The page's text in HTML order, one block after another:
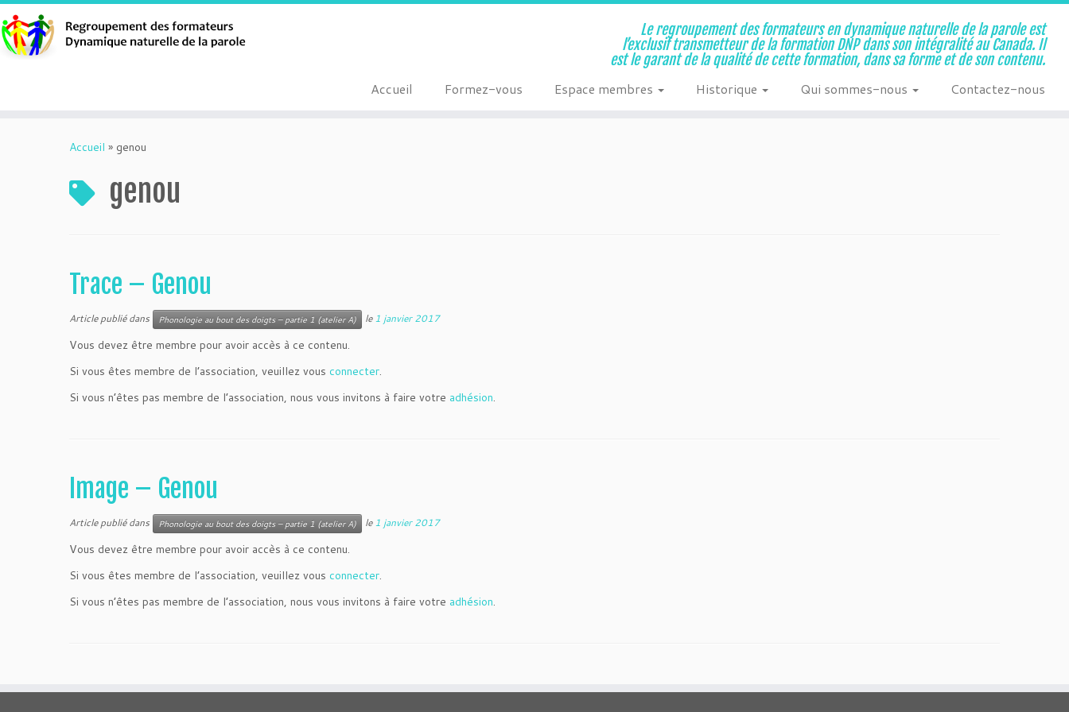
Le regroupement des formateurs en dynamique naturelle de la parole est
l’exclusif transmetteur de la formation DNP dans son intégralité au Canada. Il
est le garant de la qualité de cette formation, dans sa forme et de son contenu.
Accueil Formez-vous Espace membres Historique Qui sommes-nous Contactez-nous
Accueil » genou
genou
Trace – Genou
Article publié dans Phonologie au bout des doigts – partie 1 (atelier A) le1 janvier 2017
Vous devez être membre pour avoir accès à ce contenu.
Si vous êtes membre de l’association, veuillez vous connecter.
Si vous n’êtes pas membre de l’association, nous vous invitons à faire votre adhésion.
Image – Genou
Article publié dans Phonologie au bout des doigts – partie 1 (atelier A) le1 janvier 2017
Vous devez être membre pour avoir accès à ce contenu.
Si vous êtes membre de l’association, veuillez vous connecter.
Si vous n’êtes pas membre de l’association, nous vous invitons à faire votre adhésion.